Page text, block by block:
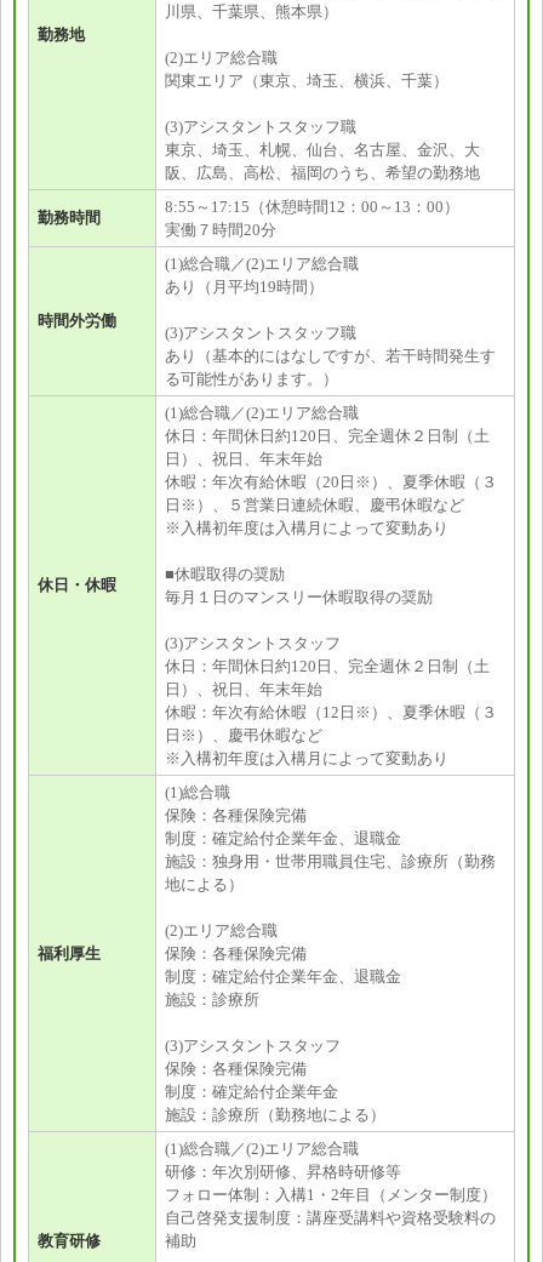
勤務地
川県、千葉県、熊本県）
(2)エリア総合職
関東エリア（東京、埼玉、横浜、千葉）
(3)アシスタントスタッフ職
東京、埼玉、札幌、仙台、名古屋、金沢、大
阪、広島、高松、福岡のうち、希望の勤務地
勤務時間
8:55～17:15（休憩時間12：00～13：00）
実働７時間20分
時間外労働
(1)総合職／(2)エリア総合職
あり（月平均19時間）
(3)アシスタントスタッフ職
あり（基本的にはなしですが、若干時間発生す
る可能性があります。）
休日・休暇
(1)総合職／(2)エリア総合職
休日：年間休日約120日、完全週休２日制（土
日）、祝日、年末年始
休暇：年次有給休暇（20日※）、夏季休暇（３
日※）、５営業日連続休暇、慶弔休暇など
※入構初年度は入構月によって変動あり
■休暇取得の奨励
毎月１日のマンスリー休暇取得の奨励
(3)アシスタントスタッフ
休日：年間休日約120日、完全週休２日制（土
日）、祝日、年末年始
休暇：年次有給休暇（12日※）、夏季休暇（３
日※）、慶弔休暇など
※入構初年度は入構月によって変動あり
福利厚生
(1)総合職
保険：各種保険完備
制度：確定給付企業年金、退職金
施設：独身用・世帯用職員住宅、診療所（勤務
地による）
(2)エリア総合職
保険：各種保険完備
制度：確定給付企業年金、退職金
施設：診療所
(3)アシスタントスタッフ
保険：各種保険完備
制度：確定給付企業年金
施設：診療所（勤務地による）
教育研修
(1)総合職／(2)エリア総合職
研修：年次別研修、昇格時研修等
フォロー体制：入構1・2年目（メンター制度）
自己啓発支援制度：講座受講料や資格受験料の
補助